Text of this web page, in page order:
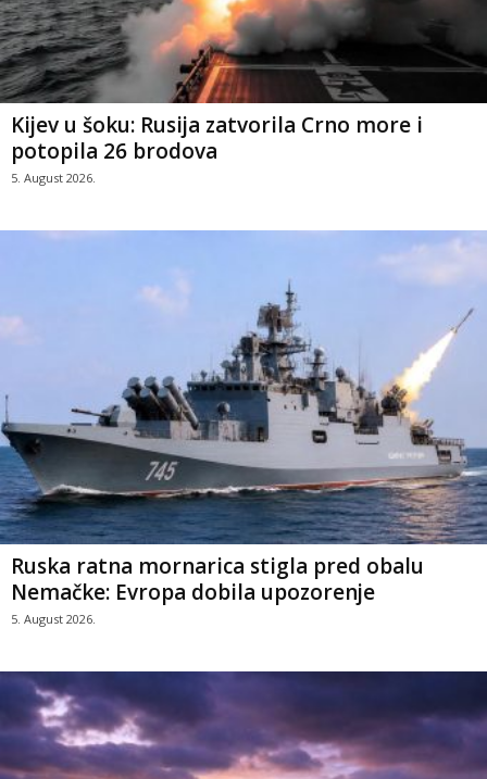
Kijev u šoku: Rusija zatvorila Crno more i
potopila 26 brodova
5. August 2026.
Ruska ratna mornarica stigla pred obalu
Nemačke: Evropa dobila upozorenje
5. August 2026.